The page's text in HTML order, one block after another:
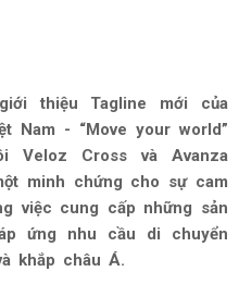
thiệu Tagline mới của
Nam - “Move your world”
Cross và Avanza
minh chứng cho sự cam
việc cung cấp những sản
ứng nhu cầu di chuyển
khắp châu Á.